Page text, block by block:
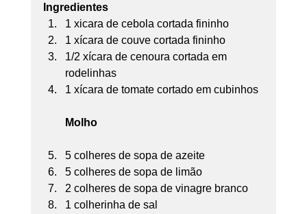
Ingredientes
1 xicara de cebola cortada fininho
1 xícara de couve cortada fininho
1/2 xícara de cenoura cortada em
rodelinhas
1 xícara de tomate cortado em cubinhos
Molho
5 colheres de sopa de azeite
5 colheres de sopa de limão
2 colheres de sopa de vinagre branco
1 colherinha de sal